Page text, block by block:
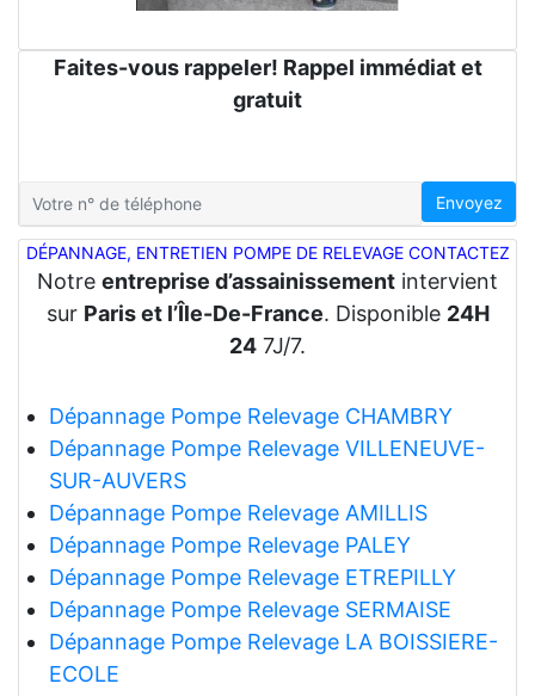
Faites-vous rappeler! Rappel immédiat et
gratuit
Envoyez
DÉPANNAGE, ENTRETIEN POMPE DE RELEVAGE CONTACTEZ
Notre entreprise d’assainissement intervient
sur Paris et l’Île-De-France. Disponible 24H
24 7J/7.
Dépannage Pompe Relevage CHAMBRY
Dépannage Pompe Relevage VILLENEUVE-
SUR-AUVERS
Dépannage Pompe Relevage AMILLIS
Dépannage Pompe Relevage PALEY
Dépannage Pompe Relevage ETREPILLY
Dépannage Pompe Relevage SERMAISE
Dépannage Pompe Relevage LA BOISSIERE-
ECOLE